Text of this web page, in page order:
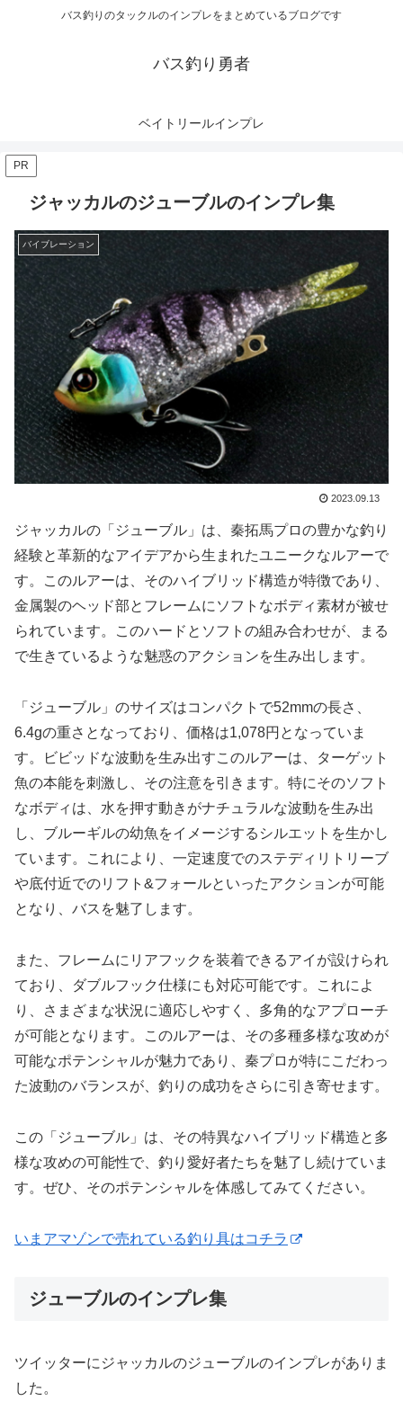
バス釣りのタックルのインプレをまとめているブログです
バス釣り勇者
ベイトリールインプレ
PR
ジャッカルのジューブルのインプレ集
バイブレーション
2023.09.13
ジャッカルの「ジューブル」は、秦拓馬プロの豊かな釣り
経験と革新的なアイデアから生まれたユニークなルアーで
す。このルアーは、そのハイブリッド構造が特徴であり、
金属製のヘッド部とフレームにソフトなボディ素材が被せ
られています。このハードとソフトの組み合わせが、まる
で生きているような魅惑のアクションを生み出します。
「ジューブル」のサイズはコンパクトで52mmの長さ、
6.4gの重さとなっており、価格は1,078円となっていま
す。ビビッドな波動を生み出すこのルアーは、ターゲット
魚の本能を刺激し、その注意を引きます。特にそのソフト
なボディは、水を押す動きがナチュラルな波動を生み出
し、ブルーギルの幼魚をイメージするシルエットを生かし
ています。これにより、一定速度でのステディリトリーブ
や底付近でのリフト&フォールといったアクションが可能
となり、バスを魅了します。
また、フレームにリアフックを装着できるアイが設けられ
ており、ダブルフック仕様にも対応可能です。これによ
り、さまざまな状況に適応しやすく、多角的なアプローチ
が可能となります。このルアーは、その多種多様な攻めが
可能なポテンシャルが魅力であり、秦プロが特にこだわっ
た波動のバランスが、釣りの成功をさらに引き寄せます。
この「ジューブル」は、その特異なハイブリッド構造と多
様な攻めの可能性で、釣り愛好者たちを魅了し続けていま
す。ぜひ、そのポテンシャルを体感してみてください。
いまアマゾンで売れている釣り具はコチラ
ジューブルのインプレ集
ツイッターにジャッカルのジューブルのインプレがありま
した。